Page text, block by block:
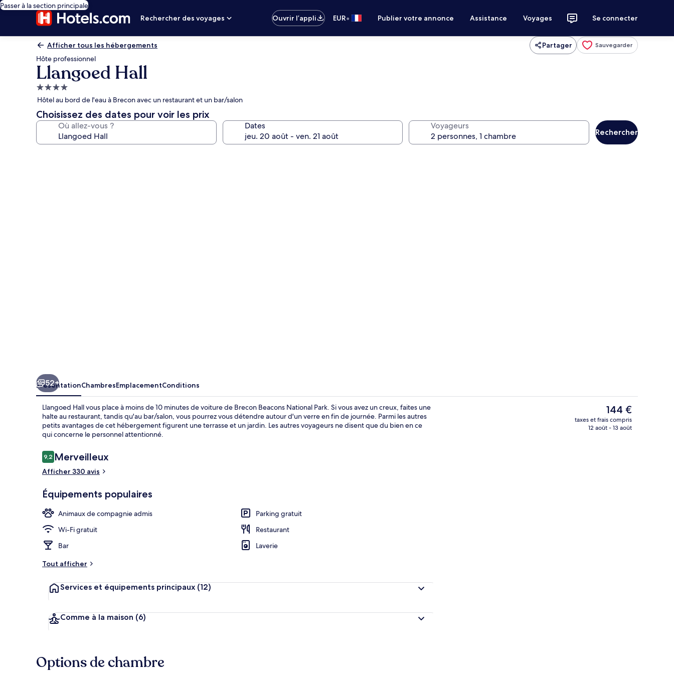
Passer à la section principale
Rechercher des voyages
Ouvrir l’appli EUR• Publier votre annonce Assistance Voyages Se connecter
Afficher tous les hébergements Partager Sauvegarder
Hôte professionnel
Llangoed Hall
Hébergement
4.0 étoiles
Hôtel au bord de l'eau à Brecon avec un restaurant et un bar/salon
Choisissez des dates pour voir les prix
Où allez-vous ? Dates Voyageurs
Rechercher
52+
PrésentationChambresEmplacementConditions
Llangoed Hall vous place à moins de 10 minutes de voiture de Brecon Beacons National Park. Si vous avez un creux, faites une
halte au restaurant, tandis qu'au bar/salon, vous pourrez vous détendre autour d'un verre en fin de journée. Parmi les autres
petits avantages de cet hébergement figurent une terrasse et un jardin. Les autres voyageurs ne disent que du bien en ce
qui concerne le personnel attentionné.
Avis
voyageurs
9,29,2 sur 10
Merveilleux
Afficher 330 avis
Équipements populaires
Animaux de compagnie admis
Parking gratuit
Wi-Fi gratuit
Restaurant
Bar
Laverie
Tout afficher
Services et équipements principaux (12)
Comme à la maison (6)
Le
prix
actuel
144 €
taxes et frais compris
12 août - 13 août
Options de chambre